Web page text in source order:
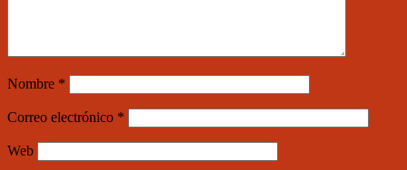
Nombre *
Correo electrónico *
Web